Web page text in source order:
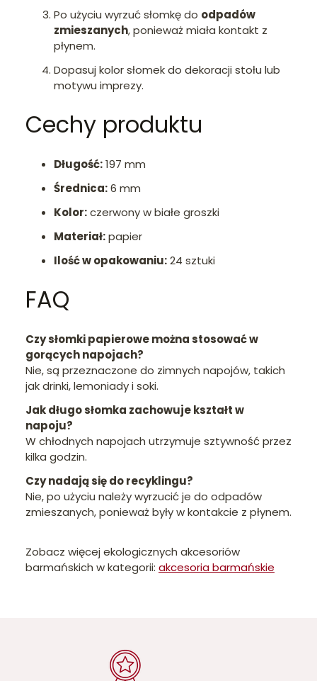
Po użyciu wyrzuć słomkę do odpadów
zmieszanych, ponieważ miała kontakt z
płynem.
Dopasuj kolor słomek do dekoracji stołu lub
motywu imprezy.
Cechy produktu
Długość:197 mm
Średnica:6 mm
Kolor:czerwony w białe groszki
Materiał:papier
Ilość w opakowaniu:24 sztuki
FAQ
Czy słomki papierowe można stosować w
gorących napojach?
Nie, są przeznaczone do zimnych napojów, takich
jak drinki, lemoniady i soki.
Jak długo słomka zachowuje kształt w
napoju?
W chłodnych napojach utrzymuje sztywność przez
kilka godzin.
Czy nadają się do recyklingu?
Nie, po użyciu należy wyrzucić je do odpadów
zmieszanych, ponieważ były w kontakcie z płynem.
Zobacz więcej ekologicznych akcesoriów
barmańskich w kategorii: akcesoria barmańskie